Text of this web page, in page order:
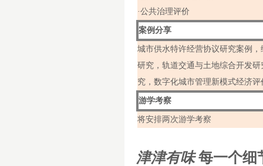
·公共治理评价
案例分享
城市供水特许经营协议研究案例
研究，轨道交通与土地综合开发
究，数字化城市管理新模式经济评
游学考察
将安排两次游学考察
津津有味 每一个细